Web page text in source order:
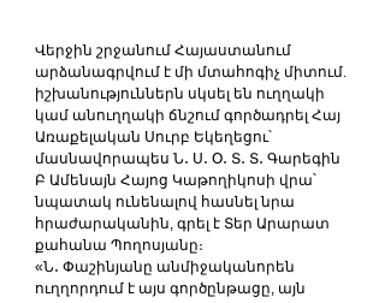
Վերջին շրջանում Հայաստանում
արձանագրվում է մի մտահոգիչ միտում.
իշխանություններն սկսել են ուղղակի
կամ անուղղակի ճնշում գործադրել Հայ
Առաքելական Սուրբ Եկեղեցու՝
մասնավորապես Ն․ Ս․ Օ․ Տ․ Տ․ Գարեգին
Բ Ամենայն Հայոց Կաթողիկոսի վրա՝
նպատակ ունենալով հասնել նրա
հրաժարականին, գրել է Տեր Արարատ
քահանա Պողոսյանը։
«Ն․ Փաշինյանը անմիջականորեն
ուղղորդում է այս գործընթացը, այն